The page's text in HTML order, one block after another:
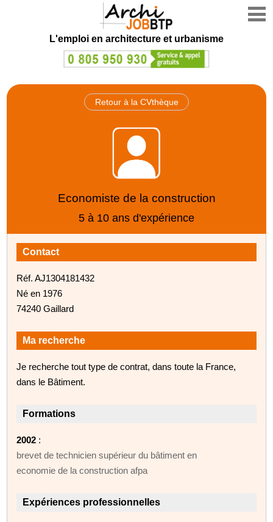
L'emploi en architecture et urbanisme
Retour à la CVthèque
Economiste de la construction
5 à 10 ans d'expérience
Contact
Réf. AJ1304181432
Né en 1976
74240 Gaillard
Ma recherche
Je recherche tout type de contrat, dans toute la France,
dans le Bâtiment.
Formations
2002 :
brevet de technicien supérieur du bâtiment en
economie de la construction afpa
Expériences professionnelles